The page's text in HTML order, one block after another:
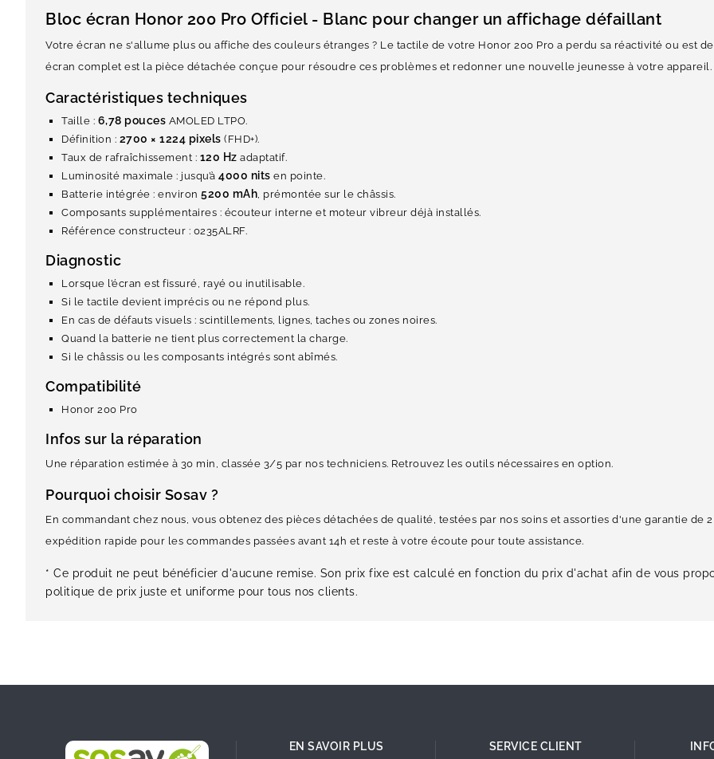
Bloc écran Honor 200 Pro Officiel - Blanc pour changer un affichage défaillant
Votre écran ne s'allume plus ou affiche des couleurs étranges ? Le tactile de votre Honor 200 Pro a perdu sa réactivité ou est
écran complet est la pièce détachée conçue pour résoudre ces problèmes et redonner une nouvelle jeunesse à votre appareil.
Caractéristiques techniques
Taille : 6,78 pouces AMOLED LTPO.
Définition : 2700 × 1224 pixels (FHD+).
Taux de rafraîchissement : 120 Hz adaptatif.
Luminosité maximale : jusqu’à 4000 nits en pointe.
Batterie intégrée : environ 5200 mAh, prémontée sur le châssis.
Composants supplémentaires : écouteur interne et moteur vibreur déjà installés.
Référence constructeur : 0235ALRF.
Diagnostic
Lorsque l’écran est fissuré, rayé ou inutilisable.
Si le tactile devient imprécis ou ne répond plus.
En cas de défauts visuels : scintillements, lignes, taches ou zones noires.
Quand la batterie ne tient plus correctement la charge.
Si le châssis ou les composants intégrés sont abîmés.
Compatibilité
Honor 200 Pro
Infos sur la réparation
Une réparation estimée à 30 min, classée 3/5 par nos techniciens. Retrouvez les outils nécessaires en option.
Pourquoi choisir Sosav ?
En commandant chez nous, vous obtenez des pièces détachées de qualité, testées par nos soins et assorties d'une garantie de
expédition rapide pour les commandes passées avant 14h et reste à votre écoute pour toute assistance.
* Ce produit ne peut bénéficier d'aucune remise. Son prix fixe est calculé en fonction du prix d'achat afin de vous
politique de prix juste et uniforme pour tous nos clients.
EN SAVOIR PLUS SERVICE CLIENT